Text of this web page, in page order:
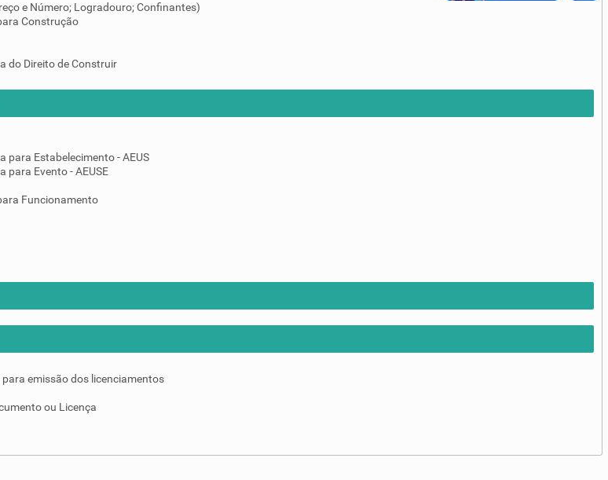
e Número; Logradouro; Confinantes)
Construção
do Direito de Construir
para Estabelecimento - AEUS
para Evento - AEUSE
Funcionamento
emissão dos licenciamentos
ou Licença